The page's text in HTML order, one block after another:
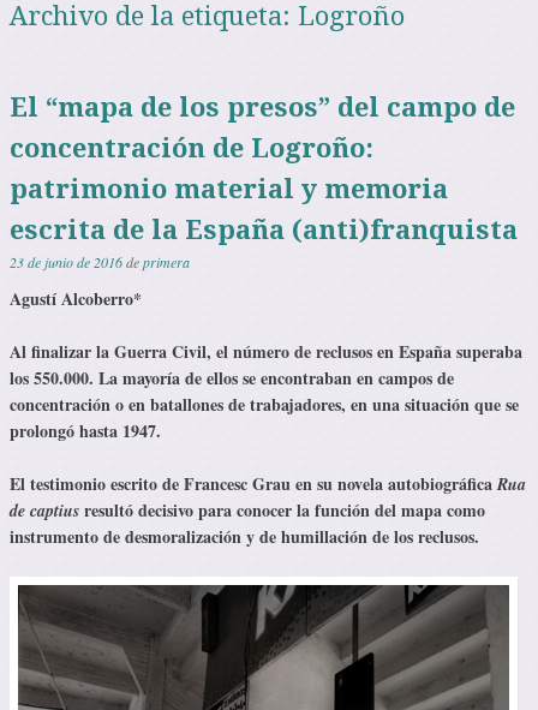
Archivo de la etiqueta: Logroño
El “mapa de los presos” del campo de
concentración de Logroño:
patrimonio material y memoria
escrita de la España (anti)franquista
23 de junio de 2016deprimera
Agustí Alcoberro*
Al finalizar la Guerra Civil, el número de reclusos en España superaba
los 550.000. La mayoría de ellos se encontraban en campos de
concentración o en batallones de trabajadores, en una situación que se
prolongó hasta 1947.
El testimonio escrito de Francesc Grau en su novela autobiográficaRua
de captius resultó decisivo para conocer la función del mapacomo
instrumento de desmoralización y de humillación de los reclusos.